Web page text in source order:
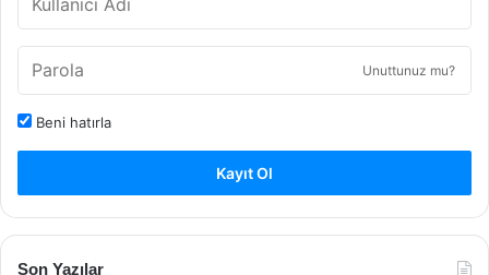
Unuttunuz mu?
Beni hatırla
Kayıt Ol
Son Yazılar